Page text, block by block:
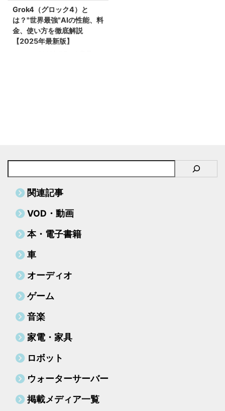
Grok4（グロック4）と
は？"世界最強"AIの性能、料
金、使い方を徹底解説
【2025年最新版】
本記事では、「世界最強」を謳う
す。 高度な推論性能、マルチモ
関連記事
VOD・動画
本・電子書籍
車
オーディオ
ゲーム
音楽
家電・家具
ロボット
ウォーターサーバー
掲載メディア一覧